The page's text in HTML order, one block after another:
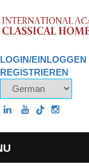
LOGIN/EINLOGGEN
REGISTRIEREN